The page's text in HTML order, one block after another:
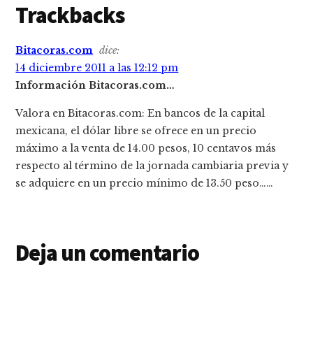
Interacciones
con
los
lectores
Trackbacks
Bitacoras.com dice:
14 diciembre 2011 a las 12:12 pm
Información Bitacoras.com…
Valora en Bitacoras.com: En bancos de la capital
mexicana, el dólar libre se ofrece en un precio
máximo a la venta de 14.00 pesos, 10 centavos más
respecto al término de la jornada cambiaria previa y
se adquiere en un precio mínimo de 13.50 peso……
Deja un comentario